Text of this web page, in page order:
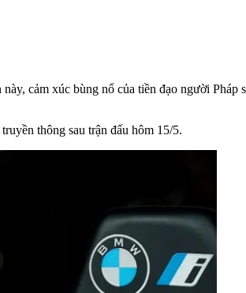
cảm xúc bùng nổ của tiền đạo người
thông sau trận đấu hôm 15/5.